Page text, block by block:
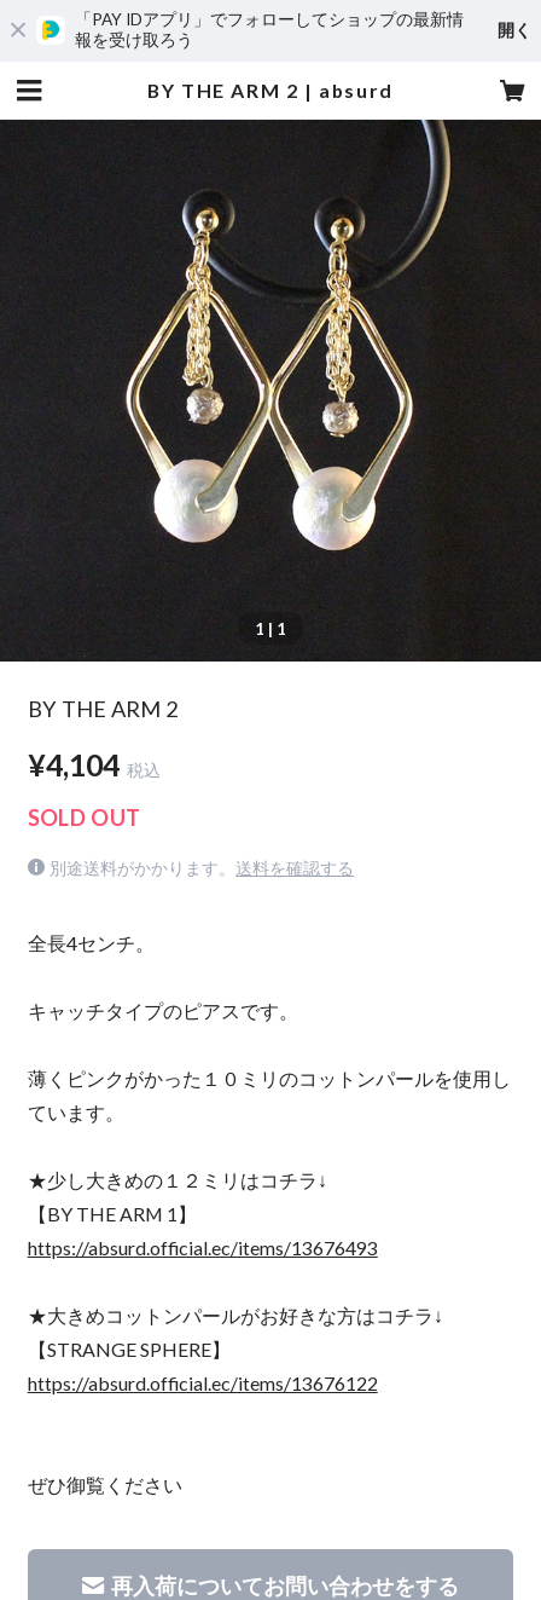
「PAY IDアプリ」でフォローしてショップの最新情
報を受け取ろう
開く
BY THE ARM 2 | absurd
1 | 1
BY THE ARM 2
¥4,104 税込
SOLD OUT
別途送料がかかります。 送料を確認する
全長4センチ。
キャッチタイプのピアスです。
薄くピンクがかった１０ミリのコットンパールを使用し
ています。
★少し大きめの１２ミリはコチラ↓
【BY THE ARM 1】
https://absurd.official.ec/items/13676493
★大きめコットンパールがお好きな方はコチラ↓
【STRANGE SPHERE】
https://absurd.official.ec/items/13676122
ぜひ御覧ください
再入荷についてお問い合わせをする